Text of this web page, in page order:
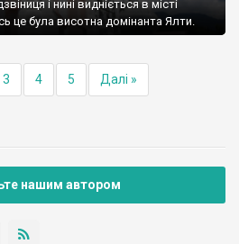
і нині видніється в місті
це була висотна домінанта Ялти.
3 4 5 Далі »
нашим автором